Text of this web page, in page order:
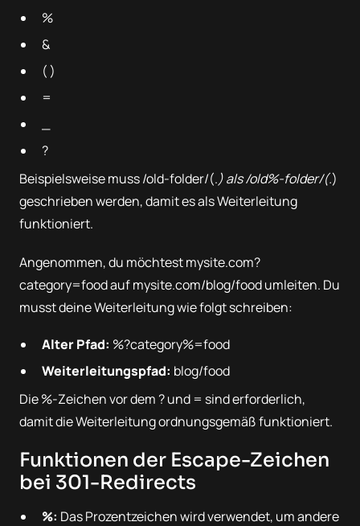
%
&
( )
=
?
Beispielsweise muss /old-folder/(.) als /old%-folder/(.)
geschrieben werden, damit es als Weiterleitung
funktioniert.
Angenommen, du möchtest mysite.com?
category=food auf mysite.com/blog/food umleiten. Du
musst deine Weiterleitung wie folgt schreiben:
Alter Pfad: %?category%=food
Weiterleitungspfad: blog/food
Die %-Zeichen vor dem ? und = sind erforderlich,
damit die Weiterleitung ordnungsgemäß funktioniert.
Funktionen der Escape-Zeichen
bei 301-Redirects
%: Das Prozentzeichen wird verwendet, um andere